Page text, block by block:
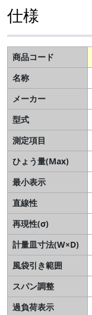
仕様
商品コード
名称
メーカー
型式
測定項目
ひょう量(Max)
最小表示
直線性
再現性(σ)
計量皿寸法(W×D)
風袋引き範囲
スパン調整
過負荷表示